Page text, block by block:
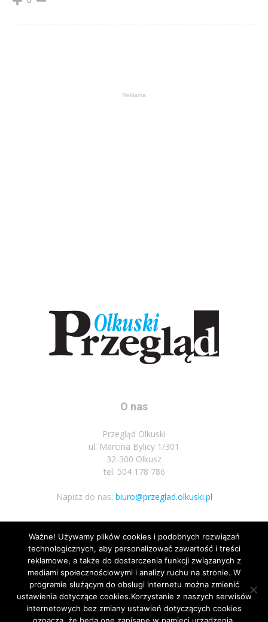
Reklama
O nas
Przegląd Olkuski
ul. Marcina Bylicy 1/301
32-300 Olkusz
tel: 504 178 786
Napisz do nas: biuro@przeglad.olkuski.pl
Podążaj za nami
Ważne! Używamy plików cookies i podobnych rozwiązań
technologicznych, aby personalizować zawartość i treści
reklamowe, a także do dostarczenia funkcji związanych z
mediami społecznościowymi i analizy ruchu na stronie. W
programie służącym do obsługi internetu można zmienić
ustawienia dotyczące cookies.Korzystanie z naszych serwisów
internetowych bez zmiany ustawień dotyczących cookies